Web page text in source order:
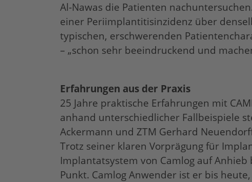
Al-Nawas die Patienten
einer Periimplantitisinzidenz über
typischen, erschwerenden
– „schon sehr beeindruckend und
Erfahrungen aus der Praxis
25 Jahre praktische Erfahrungen mit
anhand unterschiedlicher Fallbeispiele
Ackermann und ZTM Gerhard
Trotz seiner klaren Vorprägung für
Implantatsystem von Camlog auf
Punkt. Camlog Anwender ist er bis